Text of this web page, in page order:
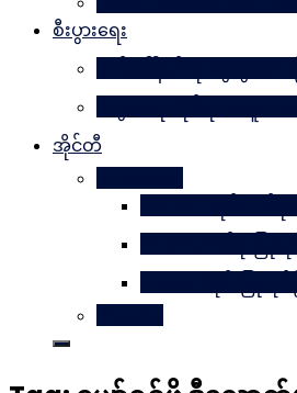
စီးပွားရေး
အိုင်တီ